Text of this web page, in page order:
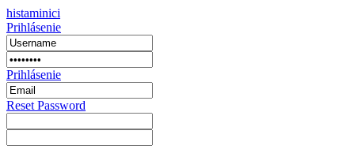
histaminici
Prihlásenie
Prihlásenie
Reset Password